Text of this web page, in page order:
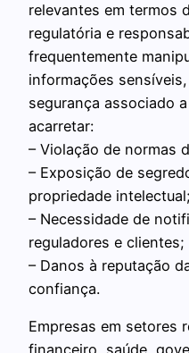
relevantes em termos
regulatória e
frequentemente
informações
segurança associado
acarretar:
– Violação de normas
– Exposição de
propriedade intelectual;
– Necessidade de
reguladores e clientes;
– Danos à reputação
confiança.
Empresas em setores